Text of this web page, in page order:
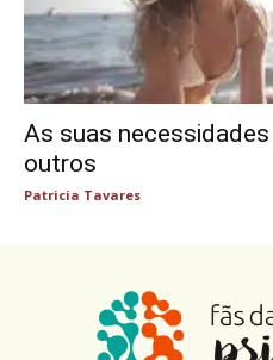
As suas
outros
Patricia Tavares